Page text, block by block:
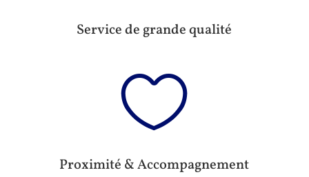
Service de grande qualité

Proximité & Accompagnement